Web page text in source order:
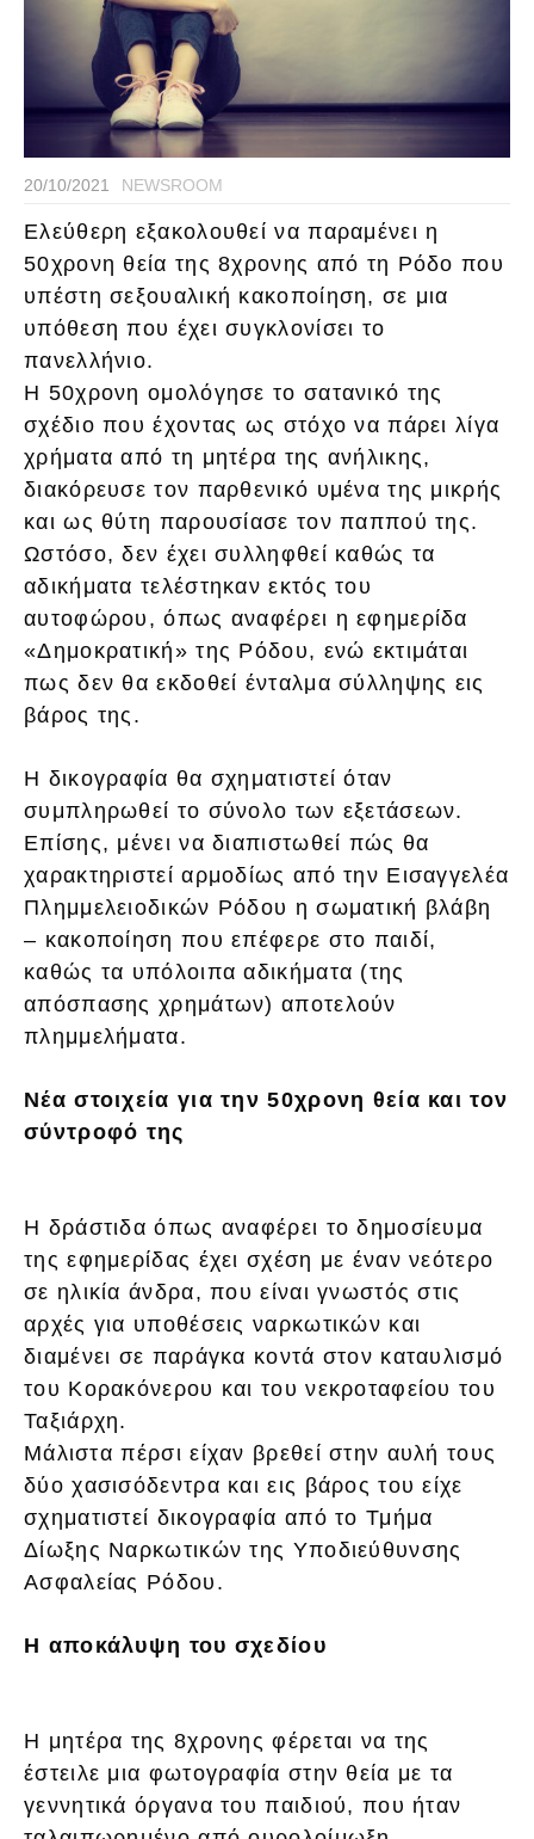
20/10/2021 NEWSROOM
Ελεύθερη εξακολουθεί να παραμένει η
50χρονη θεία της 8χρονης από τη Ρόδο που
υπέστη σεξουαλική κακοποίηση, σε μια
υπόθεση που έχει συγκλονίσει το
πανελλήνιο.
Η 50χρονη ομολόγησε το σατανικό της
σχέδιο που έχοντας ως στόχο να πάρει λίγα
χρήματα από τη μητέρα της ανήλικης,
διακόρευσε τον παρθενικό υμένα της μικρής
και ως θύτη παρουσίασε τον παππού της.
Ωστόσο, δεν έχει συλληφθεί καθώς τα
αδικήματα τελέστηκαν εκτός του
αυτοφώρου, όπως αναφέρει η εφημερίδα
«Δημοκρατική» της Ρόδου, ενώ εκτιμάται
πως δεν θα εκδοθεί ένταλμα σύλληψης εις
βάρος της.
Η δικογραφία θα σχηματιστεί όταν
συμπληρωθεί το σύνολο των εξετάσεων.
Επίσης, μένει να διαπιστωθεί πώς θα
χαρακτηριστεί αρμοδίως από την Εισαγγελέα
Πλημμελειοδικών Ρόδου η σωματική βλάβη
– κακοποίηση που επέφερε στο παιδί,
καθώς τα υπόλοιπα αδικήματα (της
απόσπασης χρημάτων) αποτελούν
πλημμελήματα.
Νέα στοιχεία για την 50χρονη θεία και τον
σύντροφό της
Η δράστιδα όπως αναφέρει το δημοσίευμα
της εφημερίδας έχει σχέση με έναν νεότερο
σε ηλικία άνδρα, που είναι γνωστός στις
αρχές για υποθέσεις ναρκωτικών και
διαμένει σε παράγκα κοντά στον καταυλισμό
του Κορακόνερου και του νεκροταφείου του
Ταξιάρχη.
Μάλιστα πέρσι είχαν βρεθεί στην αυλή τους
δύο χασισόδεντρα και εις βάρος του είχε
σχηματιστεί δικογραφία από το Τμήμα
Δίωξης Ναρκωτικών της Υποδιεύθυνσης
Ασφαλείας Ρόδου.
Η αποκάλυψη του σχεδίου
Η μητέρα της 8χρονης φέρεται να της
έστειλε μια φωτογραφία στην θεία με τα
γεννητικά όργανα του παιδιού, που ήταν